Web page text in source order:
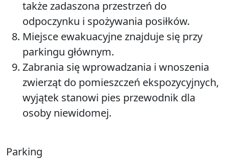
także zadaszona przestrzeń do
odpoczynku i spożywania posiłków.
Miejsce ewakuacyjne znajduje się przy
parkingu głównym.
Zabrania się wprowadzania i wnoszenia
zwierząt do pomieszczeń ekspozycyjnych,
wyjątek stanowi pies przewodnik dla
osoby niewidomej.
Parking